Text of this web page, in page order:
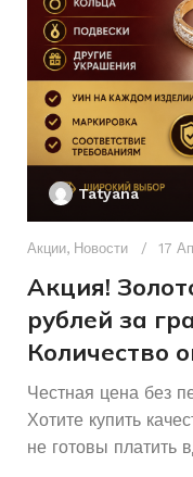
СОСТОЯНИЕ
БРЕНД Без
ДЛЯ КОГО
Tatyana
Акции, Новости 17
Акция!
рублей за
Количество
Честная цена без
Хотите купить
не готовы платить